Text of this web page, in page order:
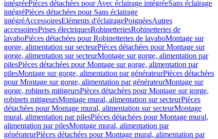
intégréePièces détachées pour Avec éclairage intégréeSans éclairage
intégréPièces détachées pour Sans éclairage
intégréAccessoiresEléments d'éclairagePoignéesAutres
accessoiresPrises électriquesRobinetteriesRobinetteries de
lavaboPièces détachées pour Robinetteries de lavaboMontage sur
gorge, alimentation sur secteurPièces détachées pour Montage sur
gorge, alimentation sur secteurMontage sur gorge, alimentation par
pilesPièces détachées pour Montage sur gorge, alimentation par
pilesMontage sur gorge, alimentation par générateurPièces détachées
pour Montage sur gorge, alimentation par générateurMontage sur
gorge, robinets mitigeursPièces détachées pour Montage sur gorge,
robinets mitigeursMontage mural, alimentation sur secteurPièces
détachées pour Montage mural, alimentation sur secteurMontage
mural, alimentation par pilesPièces détachées pour Montage mural,
alimentation par pilesMontage mural, alimentation par
générateurPièces détachées pour Montage mural, alimentation par